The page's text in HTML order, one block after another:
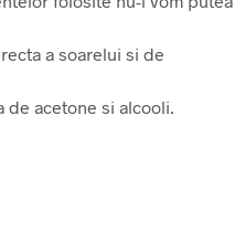
a soarelui si de
de acetone si alcooli.